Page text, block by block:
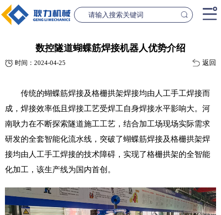
GL1500-2500数控钢筋笼滚焊机 GL2300隧道网
产品中心
案例中心
联系我们
新闻资讯
数控隧道蝴蝶筋焊接机器人优势介绍
时间：2024-04-25 返回
传统的蝴蝶筋焊接及格栅拱架焊接均由人工手工焊接而
成，焊接效率低且焊接工艺受焊工自身焊接水平影响大。河
南耿力在不断探索隧道施工工艺，结合加工场现场实际需求
研发的全套智能化流水线，突破了蝴蝶筋焊接及格栅拱架焊
接均由人工手工焊接的技术障碍，实现了格栅拱架的全智能
化加工，该生产线为国内首创。